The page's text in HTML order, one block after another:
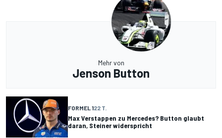
Mehr von
Jenson Button
FORMEL 122 T.
Max Verstappen zu Mercedes? Button glaubt
daran, Steiner widerspricht